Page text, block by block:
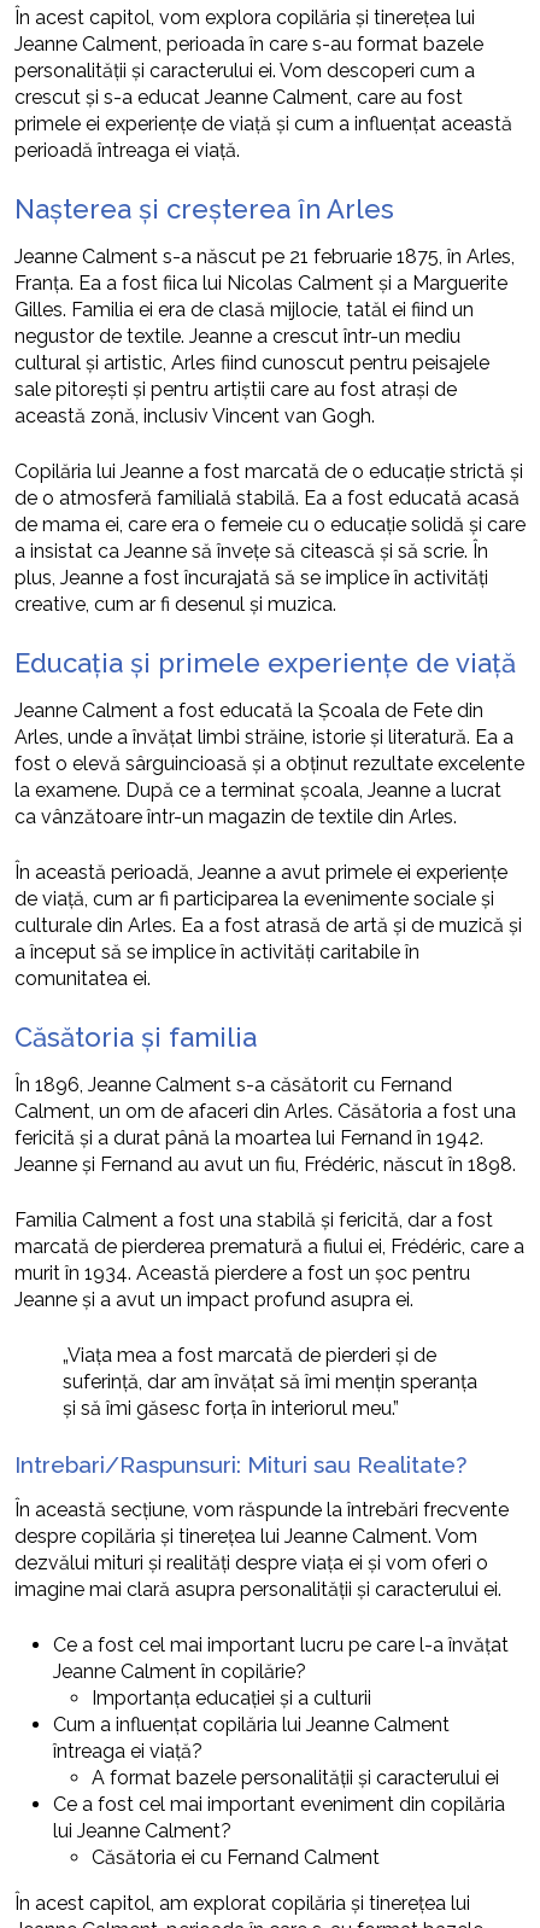
În acest capitol, vom explora copilăria și tinerețea lui
Jeanne Calment, perioada în care s-au format bazele
personalității și caracterului ei. Vom descoperi cum a
crescut și s-a educat Jeanne Calment, care au fost
primele ei experiențe de viață și cum a influențat această
perioadă întreaga ei viață.
Nașterea și creșterea în Arles
Jeanne Calment s-a născut pe 21 februarie 1875, în Arles,
Franța. Ea a fost fiica lui Nicolas Calment și a Marguerite
Gilles. Familia ei era de clasă mijlocie, tatăl ei fiind un
negustor de textile. Jeanne a crescut într-un mediu
cultural și artistic, Arles fiind cunoscut pentru peisajele
sale pitorești și pentru artiștii care au fost atrași de
această zonă, inclusiv Vincent van Gogh.
Copilăria lui Jeanne a fost marcată de o educație strictă și
de o atmosferă familială stabilă. Ea a fost educată acasă
de mama ei, care era o femeie cu o educație solidă și care
a insistat ca Jeanne să învețe să citească și să scrie. În
plus, Jeanne a fost încurajată să se implice în activități
creative, cum ar fi desenul și muzica.
Educația și primele experiențe de viață
Jeanne Calment a fost educată la Școala de Fete din
Arles, unde a învățat limbi străine, istorie și literatură. Ea a
fost o elevă sârguincioasă și a obținut rezultate excelente
la examene. După ce a terminat școala, Jeanne a lucrat
ca vânzătoare într-un magazin de textile din Arles.
În această perioadă, Jeanne a avut primele ei experiențe
de viață, cum ar fi participarea la evenimente sociale și
culturale din Arles. Ea a fost atrasă de artă și de muzică și
a început să se implice în activități caritabile în
comunitatea ei.
Căsătoria și familia
În 1896, Jeanne Calment s-a căsătorit cu Fernand
Calment, un om de afaceri din Arles. Căsătoria a fost una
fericită și a durat până la moartea lui Fernand în 1942.
Jeanne și Fernand au avut un fiu, Frédéric, născut în 1898.
Familia Calment a fost una stabilă și fericită, dar a fost
marcată de pierderea prematură a fiului ei, Frédéric, care a
murit în 1934. Această pierdere a fost un șoc pentru
Jeanne și a avut un impact profund asupra ei.
„Viața mea a fost marcată de pierderi și de
suferință, dar am învățat să îmi mențin speranța
și să îmi găsesc forța în interiorul meu.”
Intrebari/Raspunsuri: Mituri sau Realitate?
În această secțiune, vom răspunde la întrebări frecvente
despre copilăria și tinerețea lui Jeanne Calment. Vom
dezvălui mituri și realități despre viața ei și vom oferi o
imagine mai clară asupra personalității și caracterului ei.
Ce a fost cel mai important lucru pe care l-a învățat
Jeanne Calment în copilărie?
Importanța educației și a culturii
Cum a influențat copilăria lui Jeanne Calment
întreaga ei viață?
A format bazele personalității și caracterului ei
Ce a fost cel mai important eveniment din copilăria
lui Jeanne Calment?
Căsătoria ei cu Fernand Calment
În acest capitol, am explorat copilăria și tinerețea lui